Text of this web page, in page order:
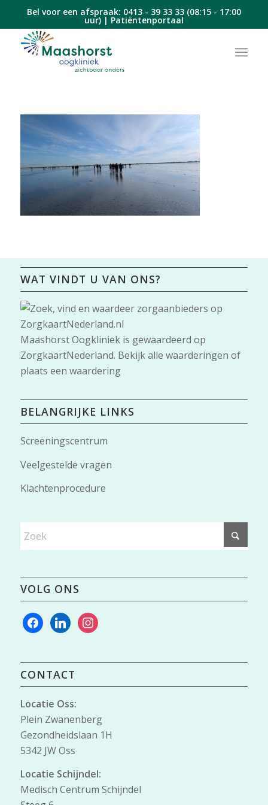
Bel voor een afspraak: 0413 - 39 33 33(08:15 - 17:00
uur) | Patiëntenportaal
WAT VINDT U VAN ONS?
Maashorst Oogkliniekis gewaardeerd op
ZorgkaartNederland. Bekijk alle waarderingen of
plaats een waardering
BELANGRIJKE LINKS
Screeningscentrum
Veelgestelde vragen
Klachtenprocedure
VOLG ONS
facebooklinkedininstagram
CONTACT
Locatie Oss:
Plein Zwanenberg
Gezondheidslaan 1H
5342 JW Oss
Locatie Schijndel:
Medisch Centrum Schijndel